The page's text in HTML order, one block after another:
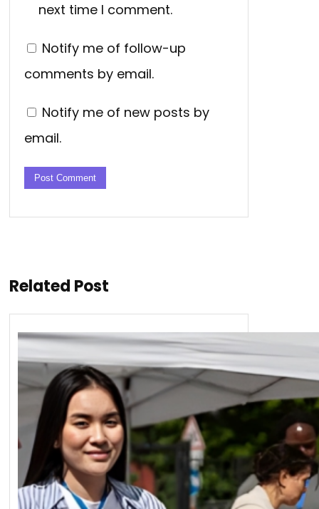
next time I comment.
Notify me of follow-up
comments by email.
Notify me of new posts by
email.
Related Post